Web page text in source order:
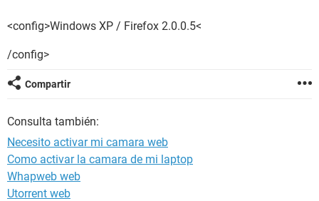
<config>Windows XP / Firefox 2.0.0.5<
/config>
Compartir
Consulta también:
Necesito activar mi camara web
Como activar la camara de mi laptop
Whapweb web
Utorrent web